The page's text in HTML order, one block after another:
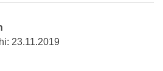
23.11.2019